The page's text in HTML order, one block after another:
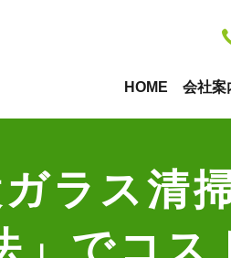
HOME 会社案
ラス清
」でコス